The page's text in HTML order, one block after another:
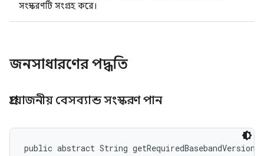
সংস্করণটি সংগ্রহ করে।
জনসাধারণের পদ্ধতি
প্রয়োজনীয় বেসব্যান্ড সংস্করণ পান
public abstract String getRequiredBasebandVersion